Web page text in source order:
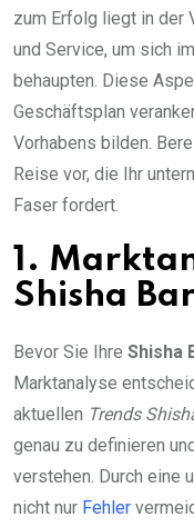
zum Erfolg liegt in der
und Service, um sich im
behaupten. Diese
Geschäftsplan
Vorhabens bilden.
Reise vor, die Ihr
Faser fordert.
1.
Shisha
Bevor Sie Ihre Shisha
Marktanalyse
aktuellen Trends
genau zu definieren
verstehen. Durch eine
nicht nur Fehler